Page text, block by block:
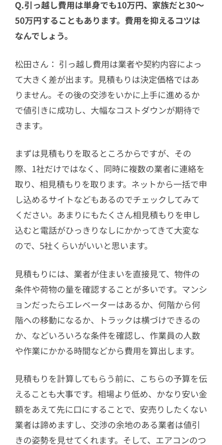
Q.引っ越し費用は単身でも10万円、家族だと30～
50万円することもあります。費用を抑えるコツは
なんでしょう。
松田さん： 引っ越し費用は業者や契約内容によっ
て大きく差が出ます。見積もりは決定価格ではあ
りません。その後の交渉をいかに上手に進めるか
で値引きに成功し、大幅なコストダウンが期待で
きます。
まずは見積もりを取るところからですが、その
際、1社だけではなく、同時に複数の業者に連絡を
取り、相見積もりを取ります。ネットから一括で申
し込めるサイトなどもあるのでチェックしてみて
ください。あまりにもたくさん相見積もりを申し
込むと電話がひっきりなしにかかってきて大変な
ので、5社くらいがいいと思います。
見積もりには、業者が住まいを直接見て、物件の
条件や荷物の量を確認することが多いです。マンシ
ョンだったらエレベーターはあるか、何階から何
階への移動になるか、トラックは横づけできるの
か、などいろいろな条件を確認し、作業員の人数
や作業にかかる時間などから費用を算出します。
見積もりを計算してもらう前に、こちらの予算を伝
えることも大事です。相場より低め、かなり安い金
額をあえて先に口にすることで、安売りしたくない
業者は諦めますし、交渉の余地のある業者は値引
きの姿勢を見せてくれます。そして、エアコンのつ